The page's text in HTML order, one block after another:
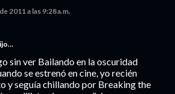
2011 a las 9:28 a.m.
sin ver Bailando en la oscuridad
se estrenó en cine, yo recién
y seguía chillando por Breaking the